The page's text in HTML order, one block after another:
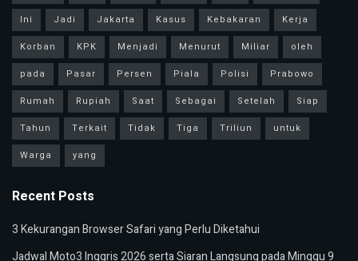
Ini
Jadi Jakarta Kasus Kebakaran
Kerja
Korban
KPK Menjadi Menurut Miliar
oleh
pada
Pasar Persen Piala Polisi
Prabowo
Rumah
Rupiah Saat Sebagai Setelah
Siap
Tahun
Terkait Tidak Tiga Triliun
untuk
Warga
yang
Recent Posts
3 Kekurangan Browser Safari yang Perlu Diketahui
Jadwal Moto3 Inggris 2026 serta Siaran Langsung pada Minggu 9